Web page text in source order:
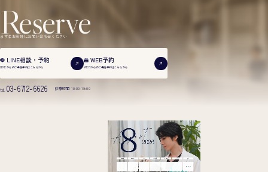
Reserve
まずはお気軽にお問い合わせください
LINE相談・予約
LINEからのご来院予約は こちらから
WEB予約
WEBからのご来院予約はこちらから
tel. 03-6712-6626 診療時間 10:00-19:00